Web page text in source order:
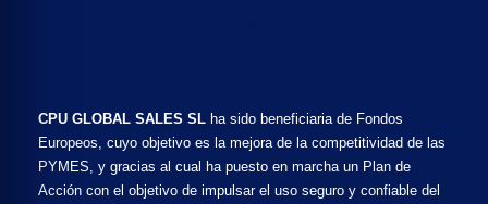
CPU GLOBAL SALES SL ha sido beneficiaria de Fondos
Europeos, cuyo objetivo es la mejora de la competitividad de las
PYMES, y gracias al cual ha puesto en marcha un Plan de
Acción con el objetivo de impulsar el uso seguro y confiable del